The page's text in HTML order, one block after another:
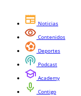
newspaper Noticias
visibility Contenidos
sports_and_outdoors Deportes
podcasts Podcast
school Academy
mic Contigo